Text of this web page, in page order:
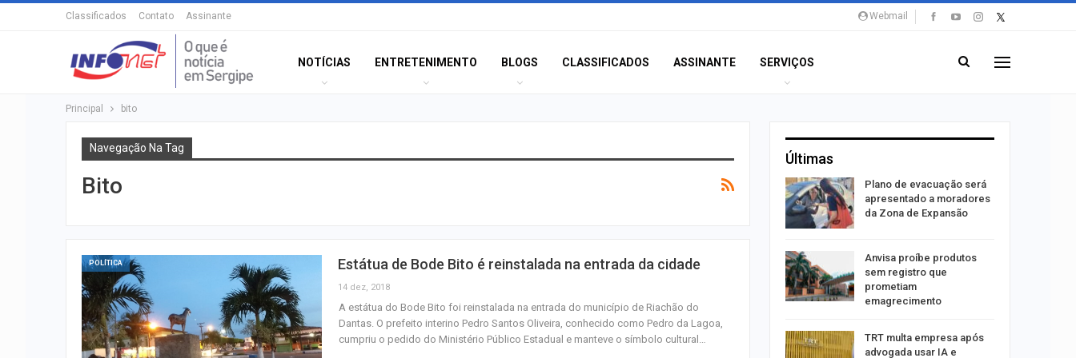
Webmail
Classificados Contato Assinante
NOTÍCIAS ENTRETENIMENTO BLOGS CLASSIFICADOS ASSINANTE SERVIÇOS
Principal bito
Navegação Na Tag
Bito
POLÍTICA Estátua de Bode Bito é reinstalada na entrada da cidade
14 dez, 2018
A estátua do Bode Bito foi reinstalada na entrada do município de Riachão do
Dantas. O prefeito interino Pedro Santos Oliveira, conhecido como Pedro da Lagoa,
cumpriu o pedido do Ministério Público Estadual e manteve o símbolo cultural…
Últimas
Polícia Civil investiga
Câmara de Itabaianinha
abre concurso com
Filarmônica de Itabaiana
realiza concerto em
Plano de evacuação será
apresentado a moradores
da Zona de Expansão
Anvisa proíbe produtos
sem registro que
prometiam
emagrecimento
TRT multa empresa após
advogada usar IA e